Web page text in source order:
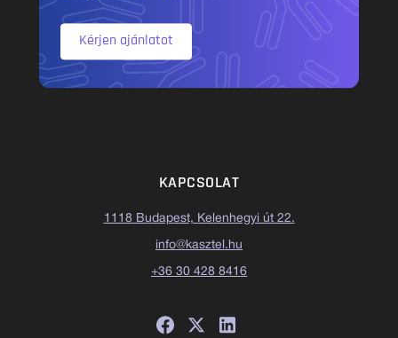
Kérjen ajánlatot
KAPCSOLAT
1118 Budapest, Kelenhegyi út 22.
info@kasztel.hu
+36 30 428 8416